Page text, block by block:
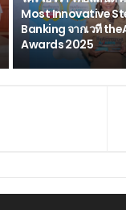
Most Innovative
Banking จากเวที
Awards 2025